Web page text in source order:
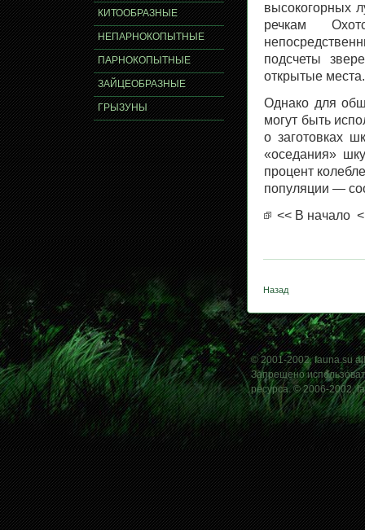
высокогорных
речкам
подсчеты
открытые места.
Однако для
могут быть
о заготовках
«оседания»
процент
популяции —
<< В начало
Назад
КИТООБРАЗНЫЕ
НЕПАРНОКОПЫТНЫЕ
ПАРНОКОПЫТНЫЕ
ЗАЙЦЕОБРАЗНЫЕ
ГРЫЗУНЫ
© 2001-2002, fauna.su
Запрещено
ресурса. © 2006-2002,